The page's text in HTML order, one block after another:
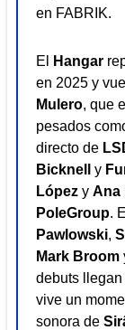
en FABRIK.
El Hangar
en 2025 y
Mulero, que
pesados
directo de
Bicknell
y
López y Ana
PoleGroup.
Pawlowski,
Mark Broom
debuts
vive un
sonora de